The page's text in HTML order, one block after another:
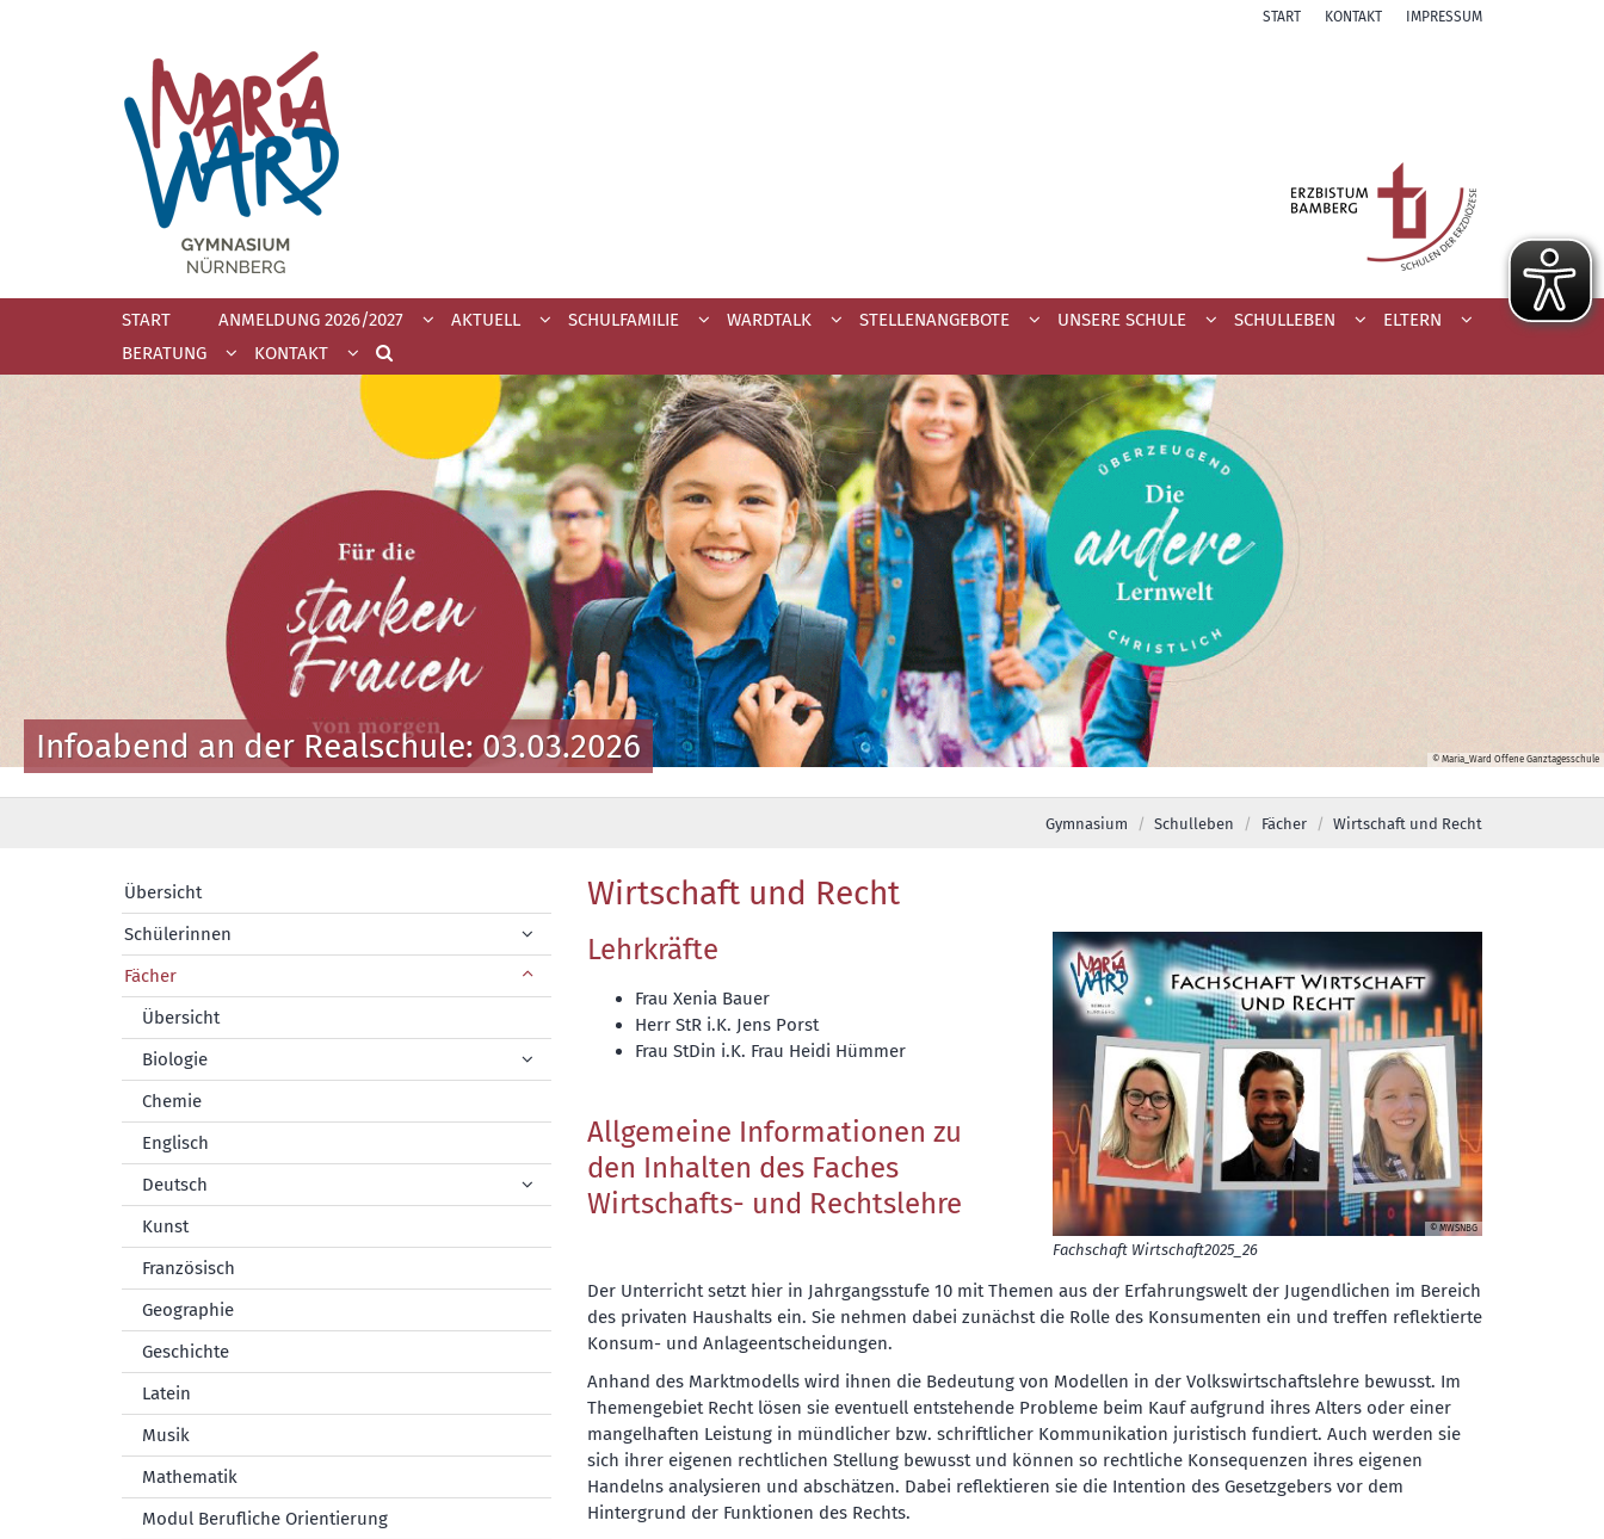
START KONTAKT IMPRESSUM
START ANMELDUNG 2026/2027 AKTUELL SCHULFAMILIE WARDTALK STELLENANGEBOTE UNSERE SCHULE SCHULLEBEN
ELTERN
BERATUNG
KONTAKT
© Maria_Ward Offene Ganztagesschule
Infoabend an der Realschule: 03.03.2026
Gymnasium Schulleben Fächer Wirtschaft und Recht
Wirtschaft und Recht
© MWSNBG
Fachschaft Wirtschaft2025_26
Lehrkräfte
Frau Xenia Bauer
Herr StR i.K. Jens Porst
Frau StDin i.K. Frau Heidi Hümmer
Allgemeine Informationen zu
den Inhalten des Faches
Wirtschafts- und Rechtslehre
Der Unterricht setzt hier in Jahrgangsstufe 10 mit Themen aus der Erfahrungswelt der Jugendlichen im Bereich
des privaten Haushalts ein. Sie nehmen dabei zunächst die Rolle des Konsumenten ein und treffen reflektierte
Konsum- und Anlageentscheidungen.
Anhand des Marktmodells wird ihnen die Bedeutung von Modellen in der Volkswirtschaftslehre bewusst. Im
Themengebiet Recht lösen sie eventuell entstehende Probleme beim Kauf aufgrund ihres Alters oder einer
mangelhaften Leistung in mündlicher bzw. schriftlicher Kommunikation juristisch fundiert. Auch werden sie
sich ihrer eigenen rechtlichen Stellung bewusst und können so rechtliche Konsequenzen ihres eigenen
Handelns analysieren und abschätzen. Dabei reflektieren sie die Intention des Gesetzgebers vor dem
Hintergrund der Funktionen des Rechts.
Übersicht
Schülerinnen
Fächer
Übersicht
Biologie
Chemie
Englisch
Deutsch
Kunst
Französisch
Geographie
Geschichte
Latein
Musik
Mathematik
Modul Berufliche Orientierung